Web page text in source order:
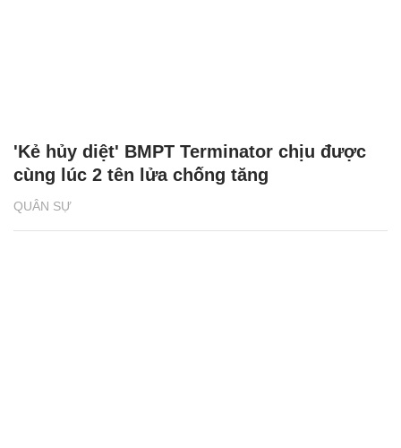
QUÂN SỰ
'Kẻ hủy diệt' BMPT Terminator chịu được
cùng lúc 2 tên lửa chống tăng